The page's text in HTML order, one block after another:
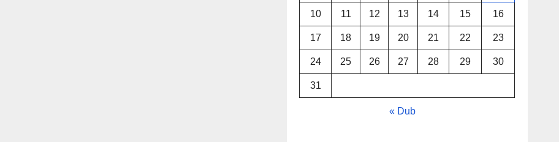
10 11 12 13 14 15 16
17 18 19 20 21 22 23
24 25 26 27 28 29 30
31
« Dub